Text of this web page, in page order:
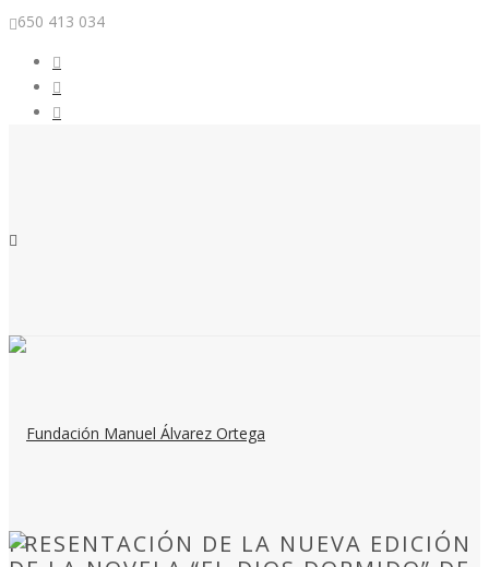
650 413 034
PRESENTACIÓN DE LA NUEVA EDICIÓN